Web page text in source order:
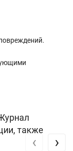
также
‹ ›